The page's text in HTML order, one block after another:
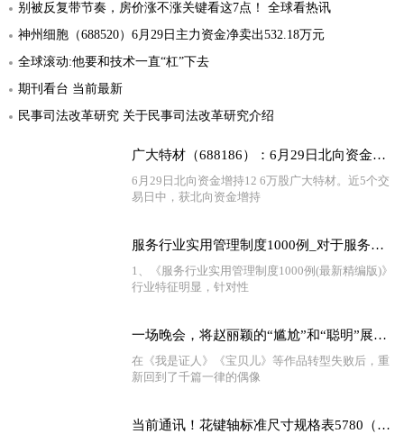
别被反复带节奏，房价涨不涨关键看这7点！ 全球看热讯
神州细胞（688520）6月29日主力资金净卖出532.18万元
全球滚动:他要和技术一直“杠”下去
期刊看台 当前最新
民事司法改革研究 关于民事司法改革研究介绍
广大特材（688186）：6月29日北向资金增持12.6万股
6月29日北向资金增持12 6万股广大特材。近5个交
易日中，获北向资金增持
服务行业实用管理制度1000例_对于服务行业实用管理制度1000例简单介绍
1、《服务行业实用管理制度1000例(最新精编版)》
行业特征明显，针对性
一场晚会，将赵丽颖的“尴尬”和“聪明”展现得淋漓尽致 环球要闻
在《我是证人》《宝贝儿》等作品转型失败后，重
新回到了千篇一律的偶像
当前通讯！花键轴标准尺寸规格表5780（花键轴标准尺寸）